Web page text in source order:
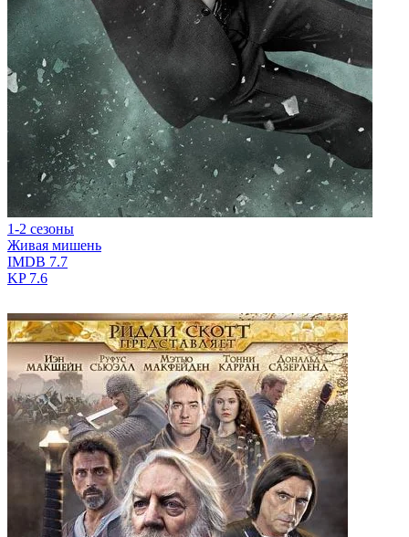
1-2 сезоны
Живая мишень
IMDB 7.7
KP7.6